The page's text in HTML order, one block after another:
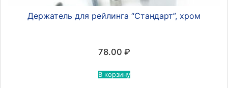
Держатель для рейлинга “Стандарт”, хром
78.00 ₽
В корзину